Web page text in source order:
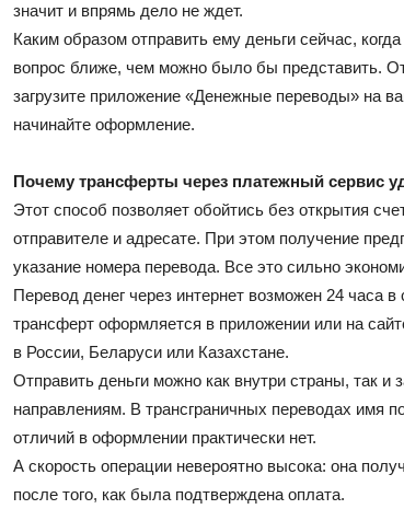
значит и впрямь дело не ждет.
Каким образом отправить ему деньги сейчас,
вопрос ближе, чем можно было бы представить.
загрузите приложение «Денежные переводы» на
начинайте оформление.
Почему трансферты через платежный сервис
Этот способ позволяет обойтись без открытия
отправителе и адресате. При этом получение
указание номера перевода. Все это сильно
Перевод денег через интернет возможен 24 часа в
трансферт оформляется в приложении или на
в России, Беларуси или Казахстане.
Отправить деньги можно как внутри страны, так
направлениям. В трансграничных переводах имя
отличий в оформлении практически нет.
А скорость операции невероятно высока: она
после того, как была подтверждена оплата.